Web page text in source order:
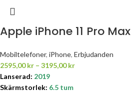
Apple iPhone 11 Pro Max
Mobiltelefoner, iPhone, Erbjudanden
2595,00kr – 3195,00kr
Lanserad: 2019
Skärmstorlek: 6.5 tum